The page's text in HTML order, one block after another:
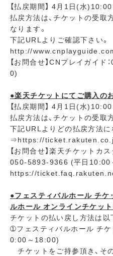
【払戻期間】 4月1日(水
払戻方法は、チケットの受取
なります。
下記URLよりご確認下さい。
http://
【お問合せ】CNプレイガイ
0)
●楽天チケットにてご購入の
【払戻期間】 4月1日(水
払戻方法は、チケットの受取
下記URLよりどの払戻方法に
⇒https://
【お問合せ】楽天チケットカ
050-5893-9366 (平日10:00
https://
●フェスティバルホール チケ
ルホール オンラインチケッ
チケットの払い戻し方法は以
➀フェスティバルホール チ
0:00～18:00)
チケットをご持参頂き、そ